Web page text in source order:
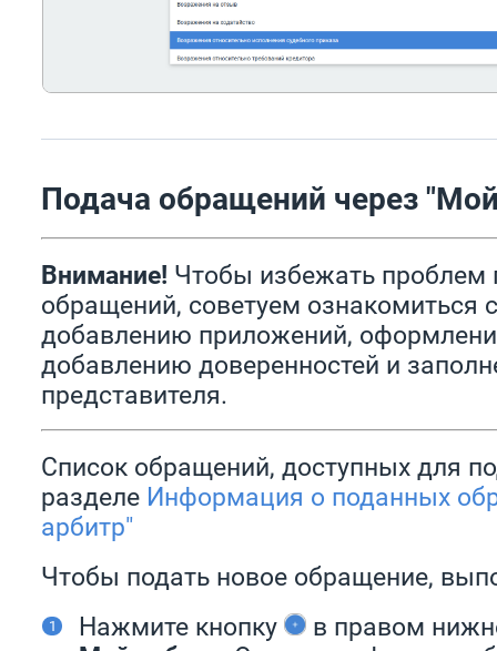
Подача обращений через
Внимание! Чтобы избежать проблем
обращений, советуем ознакомиться
добавлению приложений,
добавлению доверенностей и
представителя.
Список обращений, доступных для
разделе Информация о поданных
арбитр"
Чтобы подать новое обращение,
Нажмите кнопку
в правом